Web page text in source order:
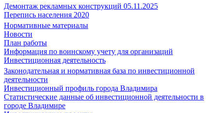
Демонтаж рекламных конструкций 05.11.2025
Перепись населения 2020
Нормативные материалы
Новости
План работы
Информация по воинскому учету для организаций
Инвестиционная деятельность
Законодательная и нормативная база по инвестиционной
деятельности
Инвестиционный профиль города Владимира
Статистические данные об инвестиционной деятельности в
городе Владимире